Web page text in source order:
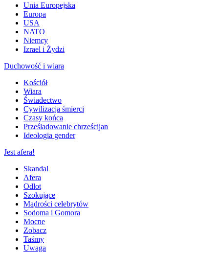
Unia Europejska
Europa
USA
NATO
Niemcy
Izrael i Żydzi
Duchowość i wiara
Kościół
Wiara
Świadectwo
Cywilizacja śmierci
Czasy końca
Prześladowanie chrześcijan
Ideologia gender
Jest afera!
Skandal
Afera
Odlot
Szokujące
Mądrości celebrytów
Sodoma i Gomora
Mocne
Zobacz
Taśmy
Uwaga